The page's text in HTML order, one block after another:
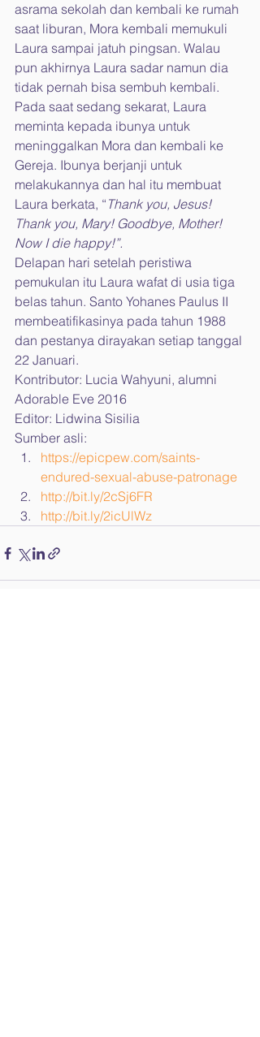
asrama sekolah dan kembali ke rumah
saat liburan, Mora kembali memukuli
Laura sampai jatuh pingsan. Walau
pun akhirnya Laura sadar namun dia
tidak pernah bisa sembuh kembali.
Pada saat sedang sekarat, Laura
meminta kepada ibunya untuk
meninggalkan Mora dan kembali ke
Gereja. Ibunya berjanji untuk
melakukannya dan hal itu membuat
Laura berkata, “ Thank you, Jesus!
Thank you, Mary! Goodbye, Mother!
Now I die happy!”.
Delapan hari setelah peristiwa
pemukulan itu Laura wafat di usia tiga
belas tahun. Santo Yohanes Paulus II
membeatifikasinya pada tahun 1988
dan pestanya dirayakan setiap tanggal
22 Januari.
Kontributor: Lucia Wahyuni, alumni
Adorable Eve 2016
Editor: Lidwina Sisilia
Sumber asli:
https://epicpew.com/saints-
endured-sexual-abuse-patronage
http://bit.ly/2cSj6FR
http://bit.ly/2icUlWz